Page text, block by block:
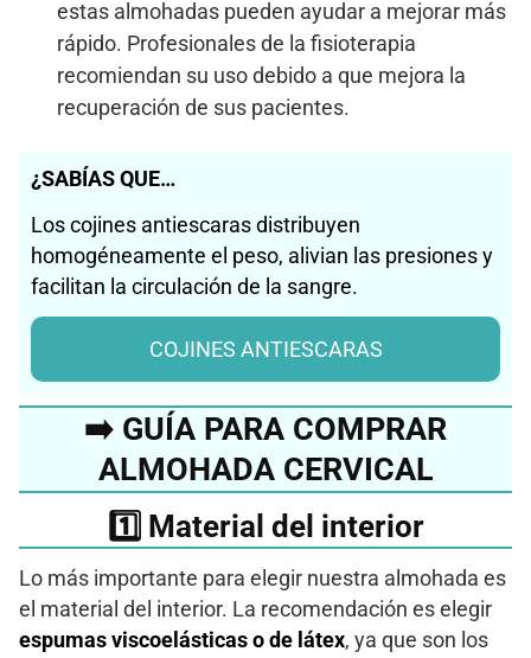
estas almohadas pueden ayudar a mejorar más
rápido. Profesionales de la fisioterapia
recomiendan su uso debido a que mejora la
recuperación de sus pacientes.
¿SABÍAS QUE…
Los cojines antiescaras distribuyen
homogéneamente el peso, alivian las presiones y
facilitan la circulación de la sangre.
COJINES ANTIESCARAS
➡️ GUÍA PARA COMPRAR
ALMOHADA CERVICAL
1️⃣ Material del interior
Lo más importante para elegir nuestra almohada es
el material del interior. La recomendación es elegir
espumas viscoelásticas o de látex, ya que son los